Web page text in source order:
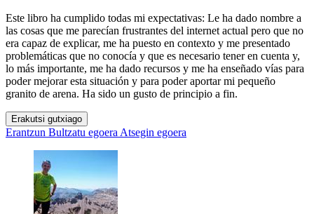
Este libro ha cumplido todas mi expectativas: Le ha dado nombre a
las cosas que me parecían frustrantes del internet actual pero que no
era capaz de explicar, me ha puesto en contexto y me presentado
problemáticas que no conocía y que es necesario tener en cuenta y,
lo más importante, me ha dado recursos y me ha enseñado vías para
poder mejorar esta situación y para poder aportar mi pequeño
granito de arena. Ha sido un gusto de principio a fin.
Erakutsi gutxiago
Erantzun Bultzatu egoera Atsegin egoera